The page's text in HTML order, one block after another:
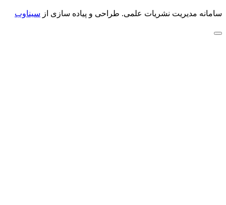
سامانه مدیریت نشریات علمی. طراحی و پیاده سازی از سیناوب